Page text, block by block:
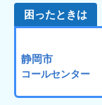
困ったときは
静岡市
コールセンター